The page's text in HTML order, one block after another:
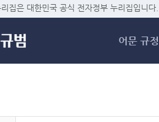
메
집은 대한민국 공식 전자정부 누리집입니다.
어문 규정